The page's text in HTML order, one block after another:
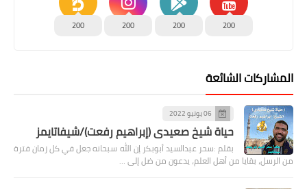
200
200
200
200
المشاركات الشائعة
06 يونيو 2022
حياة شيخ صعيدى (إبراهيم رفعت)/شيفاتايمز
بقلم :سحر عبدالسيد أبوبكر إن الله سبحانه جعل في كل زمان فترة
من الرسل، بقايا من أهل العلم، يدعون من ضل إلى …